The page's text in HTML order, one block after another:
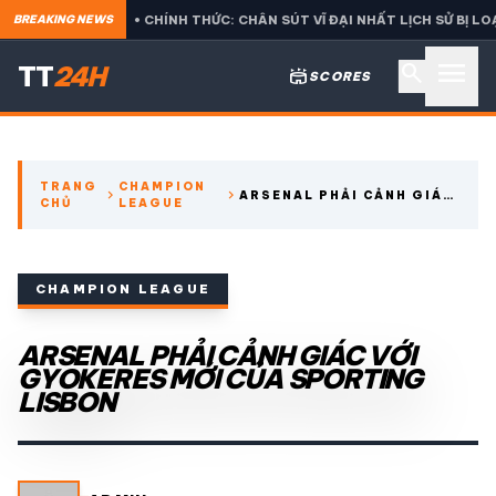
BREAKING NEWS• CHÍNH THỨC: CHÂN SÚT VĨ ĐẠI NHẤT LỊCH SỬ BỊ LOẠI CỰC
TT24H stadium SCORES
CÁC GIẢI NGOẠI HẠNG
THỂ THAO TRONG NƯỚC
THỂ THAO
VIDEO
LỊCH THI ĐẤU
TRANG
CHỦ
chevron_right CHAMPION
LEAGUE
chevron_right ARSENAL PHẢI CẢNH GIÁC
CHAMPION LEAGUE
ARSENAL PHẢI CẢNH GIÁC VỚI
GYOKERES MỚI CỦA SPORTING
LISBON